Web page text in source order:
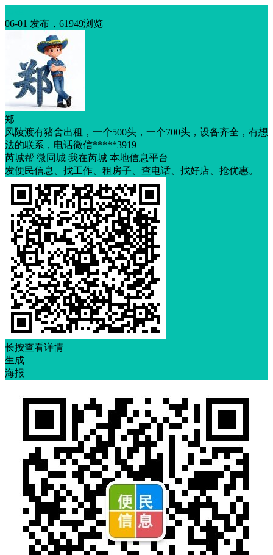
06-01 发布，61949浏览
郑
风陵渡有猪舍出租，一个500头，一个700头，设备齐全，有想
法的联系，电话微信*****3919
芮城帮 微同城 我在芮城 本地信息平台
发便民信息、找工作、租房子、查电话、找好店、抢优惠。
长按查看详情
生成
海报